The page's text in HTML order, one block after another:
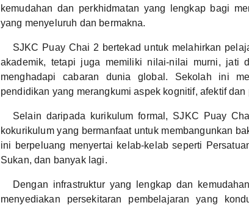
kemudahan dan perkhidmatan yang lengkap bagi
yang menyeluruh dan bermakna.
SJKC Puay Chai 2 bertekad untuk melahirkan
akademik, tetapi juga memiliki nilai-nilai murni, jati
menghadapi cabaran dunia global. Sekolah ini
pendidikan yang merangkumi aspek kognitif, afektif dan
Selain daripada kurikulum formal, SJKC Puay
kokurikulum yang bermanfaat untuk membangunkan
ini berpeluang menyertai kelab-kelab seperti
Sukan, dan banyak lagi.
Dengan infrastruktur yang lengkap dan
menyediakan persekitaran pembelajaran yang